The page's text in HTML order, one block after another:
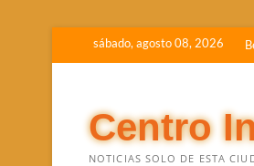
sábado, agosto 08, 2026
Centro
NOTICIAS SOLO DE ESTA